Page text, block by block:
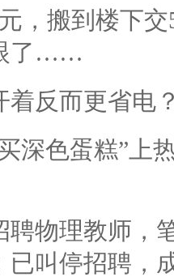
，搬到楼下
了……
着反而更省电
深色蛋糕”上
聘物理教师，
已叫停招聘，